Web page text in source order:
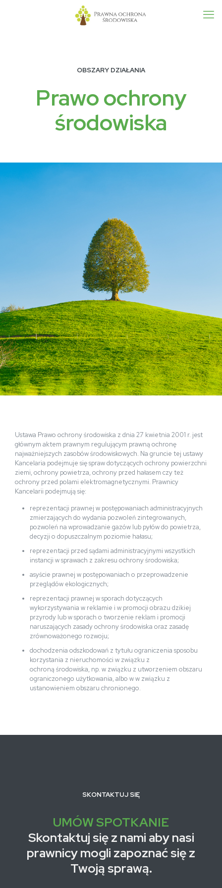
OBSZARY DZIAŁANIA
Prawo ochrony
środowiska
Ustawa Prawo ochrony środowiska z dnia 27 kwietnia 2001 r. jest
głównym aktem prawnym regulującym prawną ochronę
najważniejszych zasobów środowiskowych. Na gruncie tej ustawy
Kancelaria podejmuje się spraw dotyczących ochrony powierzchni
ziemi, ochrony powietrza, ochrony przed hałasem czy też
ochrony przed polami elektromagnetycznymi. Prawnicy
Kancelarii podejmują się:
reprezentacji prawnej w postępowaniach administracyjnych
zmierzających do wydania pozwoleń zintegrowanych,
pozwoleń na wprowadzanie gazów lub pyłów do powietrza,
decyzji o dopuszczalnym poziomie hałasu;
reprezentacji przed sądami administracyjnymi wszystkich
instancji w sprawach z zakresu ochrony środowiska;
asyście prawnej w postępowaniach o przeprowadzenie
przeglądów ekologicznych;
reprezentacji prawnej w sporach dotyczących
wykorzystywania w reklamie i w promocji obrazu dzikiej
przyrody lub w sporach o tworzenie reklam i promocji
naruszających zasady ochrony środowiska oraz zasadę
zrównoważonego rozwoju;
dochodzenia odszkodowań z tytułu ograniczenia sposobu
korzystania z nieruchomości w związku z
ochroną środowiska, np. w związku z utworzeniem obszaru
ograniczonego użytkowania, albo w w związku z
ustanowieniem obszaru chronionego.
SKONTAKTUJ SIĘ
UMÓW SPOTKANIE
Skontaktuj się z nami aby nasi
prawnicy mogli zapoznać się z
Twoją sprawą.